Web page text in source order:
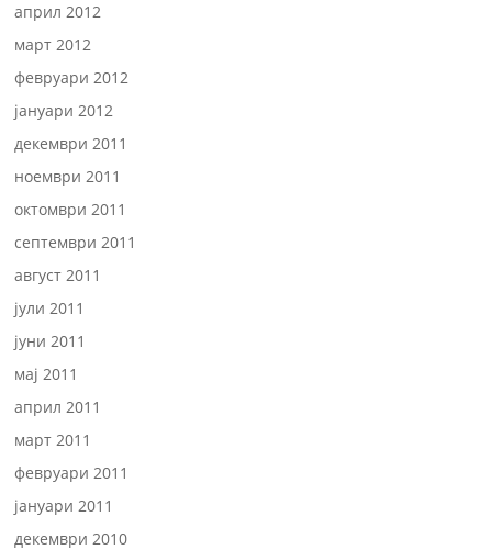
април 2012
март 2012
февруари 2012
јануари 2012
декември 2011
ноември 2011
октомври 2011
септември 2011
август 2011
јули 2011
јуни 2011
мај 2011
април 2011
март 2011
февруари 2011
јануари 2011
декември 2010